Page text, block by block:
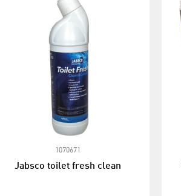
1070671
Jabsco toilet fresh clean